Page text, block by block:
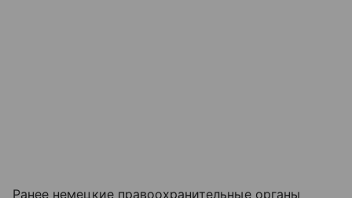
Ранее немецкие правоохранительные органы